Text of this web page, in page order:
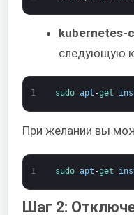
kubernetes-
следующую
1 sudo apt -get
При желании вы
1 sudo apt -get
Шаг 2: